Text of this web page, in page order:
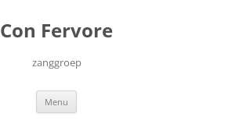
Con Fervore
zanggroep
Menu